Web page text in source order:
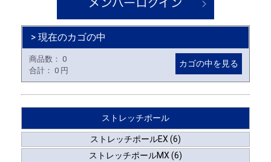
> 現在のカゴの中
商品数： 0
合計： 0 円
カゴの中を見る
ストレッチポール
ストレッチポールEX (6)
ストレッチポールMX (6)